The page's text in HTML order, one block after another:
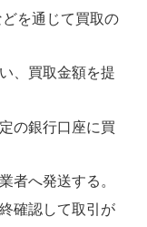
を通じて買取の
、買取金額を提
の銀行口座に買
者へ発送する。
確認して取引が